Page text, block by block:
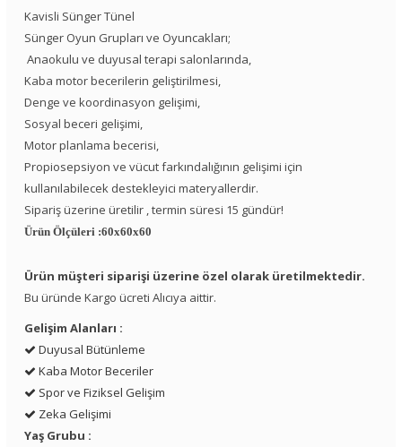
Kavisli Sünger Tünel
Sünger Oyun Grupları ve Oyuncakları;
Anaokulu ve duyusal terapi salonlarında,
Kaba motor becerilerin geliştirilmesi,
Denge ve koordinasyon gelişimi,
Sosyal beceri gelişimi,
Motor planlama becerisi,
Propiosepsiyon ve vücut farkındalığının gelişimi için
kullanılabilecek destekleyici materyallerdir.
Sipariş üzerine üretilir , termin süresi 15 gündür!
Ürün Ölçüleri :60x60x60
Ürün müşteri siparişi üzerine özel olarak üretilmektedir.
Bu üründe Kargo ücreti Alıcıya aittir.
Gelişim Alanları :
Duyusal Bütünleme
Kaba Motor Beceriler
Spor ve Fiziksel Gelişim
Zeka Gelişimi
Yaş Grubu :